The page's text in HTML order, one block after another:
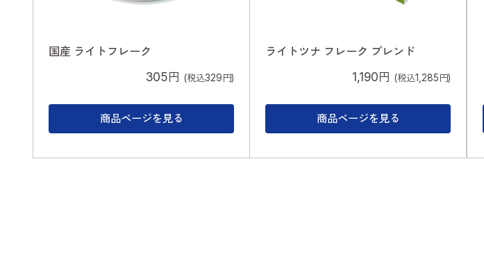
国産 ライトフレーク
305円 (税込329円)
商品ページを見る
ライトツナ フレーク ブレンド
1,190円 (税込1,285円)
商品ページを見る